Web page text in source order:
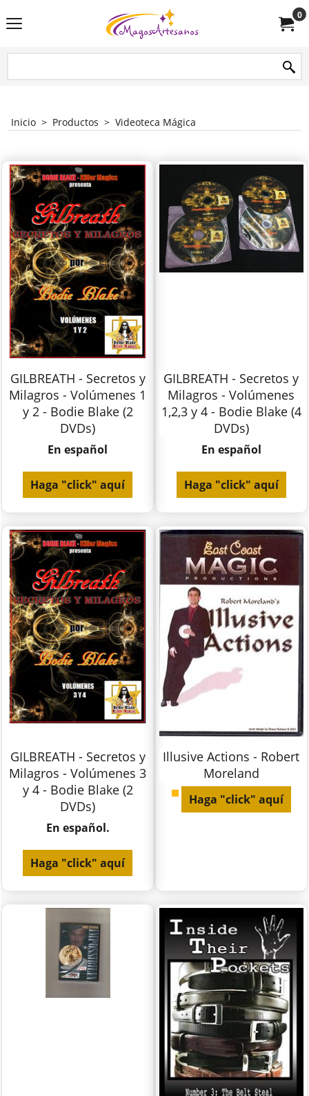
0
Inicio > Productos > Videoteca Mágica
GILBREATH - Secretos y
Milagros - Volúmenes 1
y 2 - Bodie Blake (2
DVDs)
En español
Haga "click" aquí
GILBREATH - Secretos y
Milagros - Volúmenes
1,2,3 y 4 - Bodie Blake (4
DVDs)
En español
Haga "click" aquí
GILBREATH - Secretos y
Milagros - Volúmenes 3
y 4 - Bodie Blake (2
DVDs)
En español.
Haga "click" aquí
Illusive Actions - Robert
Moreland
Haga "click" aquí